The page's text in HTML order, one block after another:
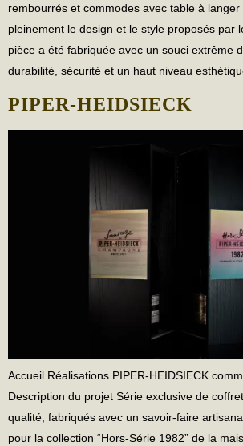
rembourrés et commodes avec table à
pleinement le design et le style proposés par
pièce a été fabriquée avec un souci extrême
durabilité, sécurité et un haut niveau
PIPER-HEIDSIECK
Accueil Réalisations PIPER-HEIDSIECK
Description du projet Série exclusive de
qualité, fabriqués avec un savoir-faire
pour la collection “Hors-Série 1982” de la